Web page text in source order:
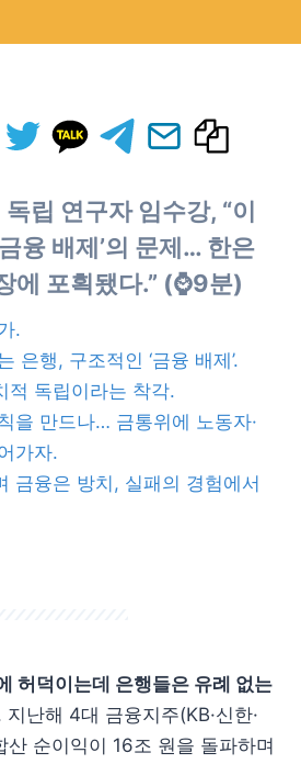
립 연구자 임수강, “이
융 배제’의 문제… 한은
에 포획됐다.” (⌚9분)
.
은행, 구조적인 ‘금융 배제’.
적 독립이라는 착각.
을 만드나… 금통위에 노동자·
가자.
금융은 방치, 실패의 경험에서
허덕이는데 은행들은 유례 없는
난해 4대 금융지주(KB·신한·
산 순이익이 16조 원을 돌파하며